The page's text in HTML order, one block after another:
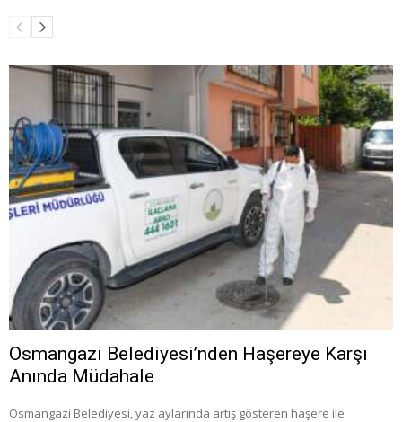
Osmangazi Belediyesi’nden Haşereye Karşı
Anında Müdahale
Osmangazi Belediyesi, yaz aylarında artış gösteren haşere ile